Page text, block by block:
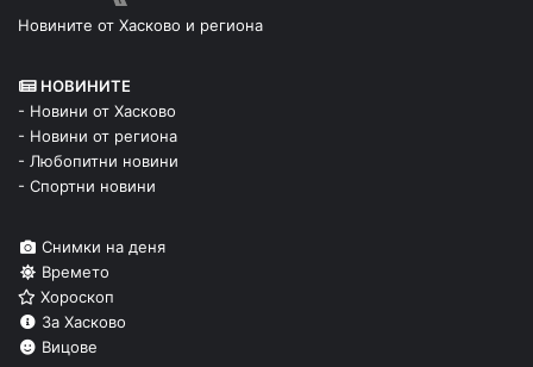
Новините от Хасково и региона
НОВИНИТЕ
- Новини от Хасково
- Новини от региона
- Любопитни новини
- Спортни новини
Снимки на деня
Времето
Хороскоп
За Хасково
Вицове